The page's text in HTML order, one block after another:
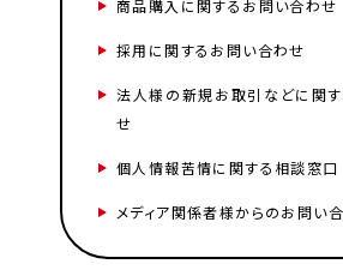
商品購入に関するお問い合わせ
採用に関するお問い合わせ
法人様の新規お取引などに関
せ
個人情報苦情に関する相談窓口
メディア関係者様からのお問い